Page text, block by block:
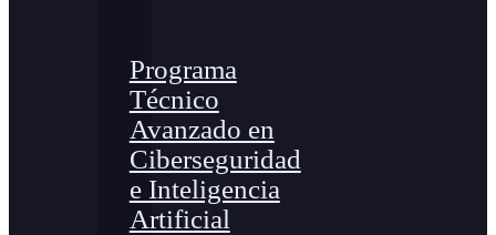
Programa
Técnico
Avanzado en
Ciberseguridad
e Inteligencia
Artificial